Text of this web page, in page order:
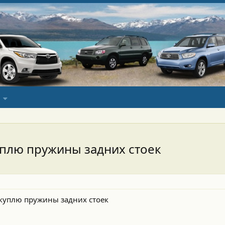
пружины задних стоек
пружины задних стоек